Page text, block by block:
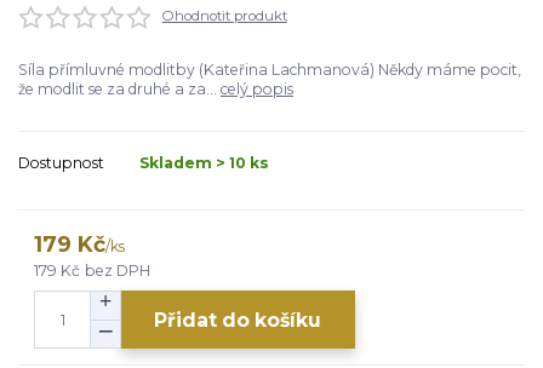
Ohodnotit produkt
Síla přímluvné modlitby (Kateřina Lachmanová) Někdy máme pocit,
že modlit se za druhé a za... celý popis
Dostupnost Skladem > 10 ks
179 Kč/ks
179 Kč bez DPH
Přidat do košíku